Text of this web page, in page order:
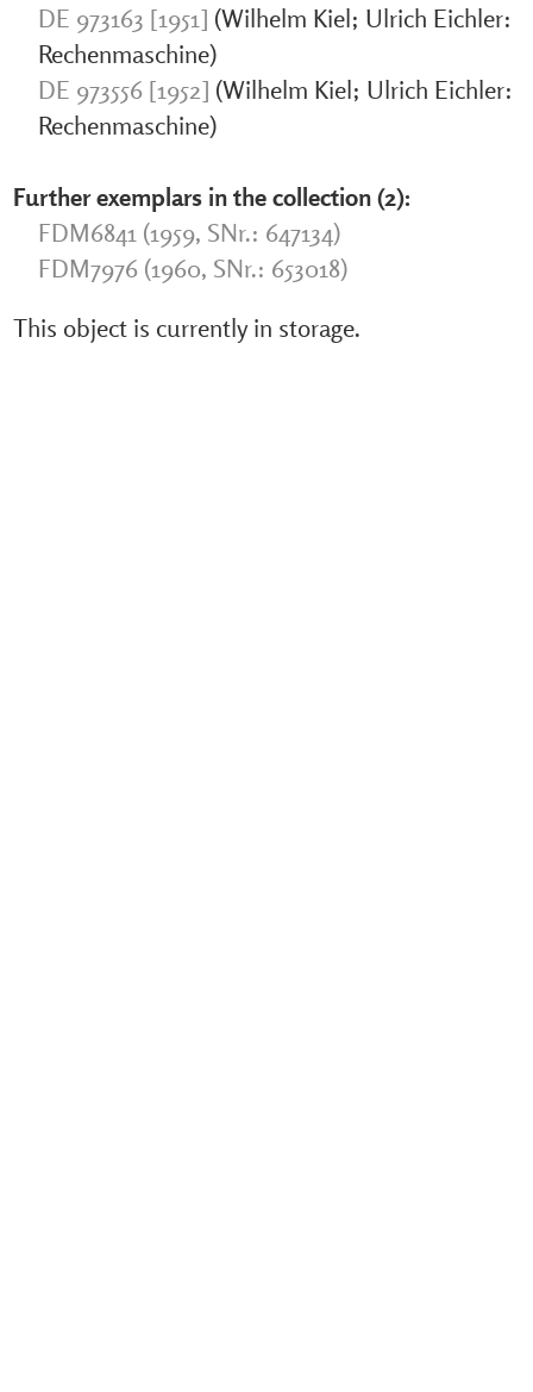
DE 973163 [1951] (Wilhelm Kiel; Ulrich Eichler:
Rechenmaschine)
DE 973556 [1952] (Wilhelm Kiel; Ulrich Eichler:
Rechenmaschine)
Further exemplars in the collection (2):
FDM6841 (1959, SNr.: 647134)
FDM7976 (1960, SNr.: 653018)
This object is currently in storage.